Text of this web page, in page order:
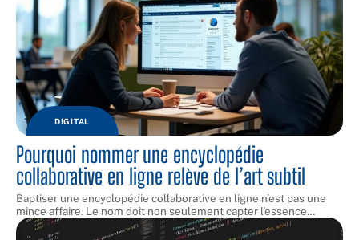
DIGITAL
Pourquoi nommer une encyclopédie
collaborative en ligne relève de l’art subtil
Baptiser une encyclopédie collaborative en ligne n'est pas une
mince affaire. Le nom doit non seulement capter l'essence…